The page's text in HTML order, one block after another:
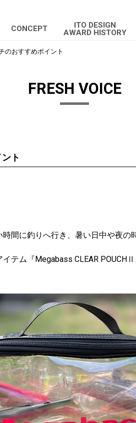
CONCEPT
ITO DESIGN
AWARD HISTORY
のおすすめポイント
FRESH VOICE
ト
間に釣りへ行き、暑い日中や夜の
テム『Megabass CLEAR POUCHⅡ